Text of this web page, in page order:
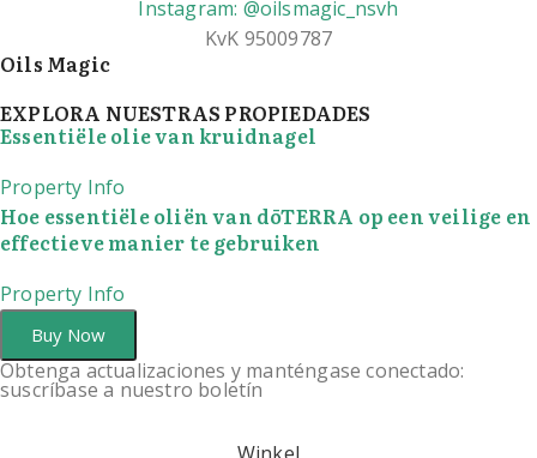
Instagram: @oilsmagic_nsvh
KvK 95009787
Oils Magic
EXPLORA NUESTRAS PROPIEDADES
Essentiële olie van kruidnagel
Property Info
Hoe essentiële oliën van dōTERRA op een veilige en
effectieve manier te gebruiken
Property Info
Buy Now
Obtenga actualizaciones y manténgase conectado:
suscríbase a nuestro boletín